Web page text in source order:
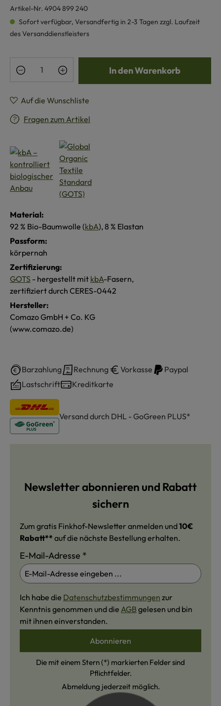
Artikel-Nr. 4904 899 240
Sofort verfügbar, Versandfertig in 2-3 Tagen zzgl. Laufzeit
des Versanddienstleisters
Produkt Anzahl: Gib den gewünschten
In den Warenkorb
Auf die Wunschliste
Fragen zum Artikel
Material:
92 % Bio-Baumwolle (kbA), 8 % Elastan
Passform:
körpernah
Zertifizierung:
GOTS - hergestellt mit kbA-Fasern,
zertifiziert durch CERES-0442
Hersteller:
Comazo GmbH + Co. KG
(www.comazo.de)
Barzahlung Rechnung Vorkasse
Paypal
Lastschrift
Kreditkarte
Versand durch DHL - GoGreen PLUS*
Newsletter abonnieren und Rabatt
sichern
Zum gratis Finkhof-Newsletter anmelden und10€
Rabatt** auf die nächste Bestellung erhalten.
E-Mail-Adresse *
Ich habe die Datenschutzbestimmungen zur
Kenntnis genommen und die AGB gelesen und bin
mit ihnen einverstanden.
Abonnieren
Die mit einem Stern (*) markierten Felder sind
Pflichtfelder.
Abmeldung jederzeit möglich.